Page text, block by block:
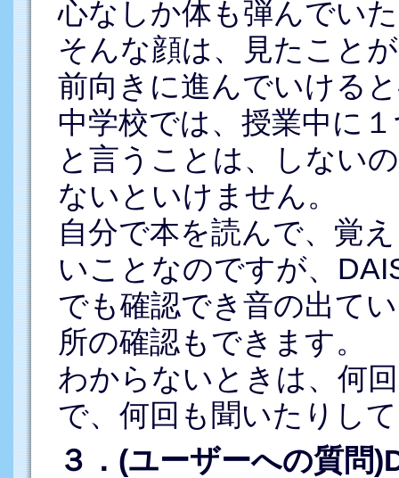
心なしか体も弾んでい
そんな顔は、見たこと
前向きに進んでいける
中学校では、授業中に
と言うことは、しない
ないといけません。
自分で本を読んで、覚
いことなのですが、
でも確認でき音の出て
所の確認もできます。
わからないときは、何
で、何回も聞いたりし
３．(ユーザーへの質問